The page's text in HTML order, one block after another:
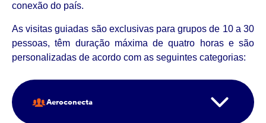
conexão do país.
As visitas guiadas são exclusivas para grupos de 10 a 30
pessoas, têm duração máxima de quatro horas e são
personalizadas de acordo com as seguintes categorias:
Aeroconecta